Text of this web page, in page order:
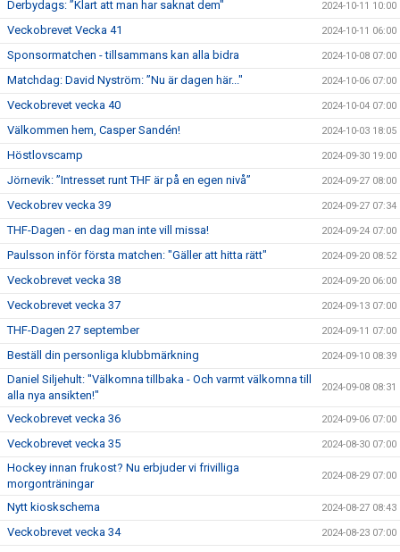
Derbydags: ”Klart att man har saknat dem" 2024-10-11 10:00
Veckobrevet Vecka 41 2024-10-11 06:00
Sponsormatchen - tillsammans kan alla bidra 2024-10-08 07:00
Matchdag: David Nyström: ”Nu är dagen här..." 2024-10-06 07:00
Veckobrevet vecka 40 2024-10-04 07:00
Välkommen hem, Casper Sandén! 2024-10-03 18:05
Höstlovscamp 2024-09-30 19:00
Jörnevik: ”Intresset runt THF är på en egen nivå” 2024-09-27 08:00
Veckobrev vecka 39 2024-09-27 07:34
THF-Dagen - en dag man inte vill missa! 2024-09-24 07:00
Paulsson inför första matchen: "Gäller att hitta rätt" 2024-09-20 08:52
Veckobrevet vecka 38 2024-09-20 06:00
Veckobrevet vecka 37 2024-09-13 07:00
THF-Dagen 27 september 2024-09-11 07:00
Beställ din personliga klubbmärkning 2024-09-10 08:39
Daniel Siljehult: "Välkomna tillbaka - Och varmt välkomna till
alla nya ansikten!"
2024-09-08 08:31
Veckobrevet vecka 36 2024-09-06 07:00
Veckobrevet vecka 35 2024-08-30 07:00
Hockey innan frukost? Nu erbjuder vi frivilliga
morgonträningar
2024-08-29 07:00
Nytt kioskschema 2024-08-27 08:43
Veckobrevet vecka 34 2024-08-23 07:00